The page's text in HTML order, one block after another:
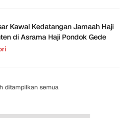
Kawal Kedatangan Jamaah Haji
di Asrama Haji Pondok Gede
ditampilkan semua